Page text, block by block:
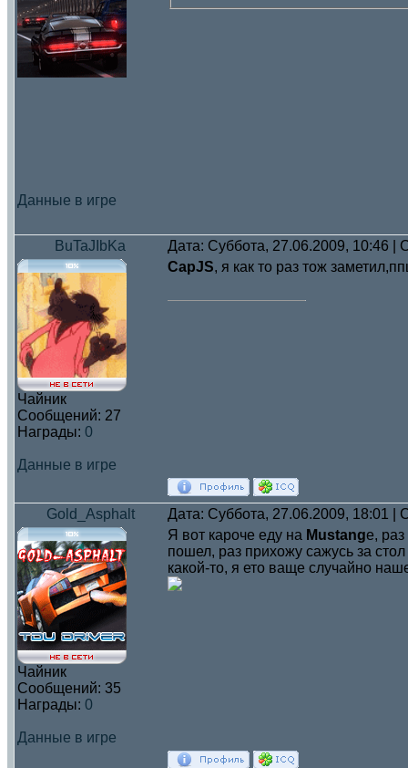
Данные в игре
BuTaJIbKa Дата: Суббота, 27.06.2009, 10:46
Чайник
Сообщений: 27
Награды: 0
Данные в игре
CapJS, я как то раз тож
Gold_Asphalt Дата: Суббота, 27.06.2009, 18:01
Чайник
Сообщений: 35
Награды: 0
Данные в игре
Я вот кароче еду на Mustangе,
пошел, раз прихожу сажусь за
какой-то, я ето ваще случайно